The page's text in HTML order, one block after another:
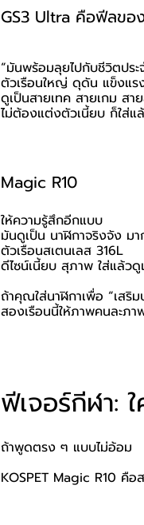
GS3 Ultra คือฟีลขอ
“มันพร้อมลุยไปกับชีวิตประ
ตัวเรือนใหญ่ ดุดัน แข็งแร
ดูเป็นสายเทค สายเกม สา
ไม่ต้องแต่งตัวเนี้ยบ ก็ใส่แ
Magic R10
ให้ความรู้สึกอีกแบบ
มันดูเป็น นาฬิกาจริงจัง มา
ตัวเรือนสเตนเลส 316L
ดีไซน์เนี้ยบ สุภาพ ใส่แล้ว
ถ้าคุณใส่นาฬิกาเพื่อ “เสริ
สองเรือนนี้ให้ภาพคนละภา
ฟีเจอร์กีฬา:
ถ้าพูดตรง ๆ แบบไม่อ้อม
KOSPET Magic R10 คือ